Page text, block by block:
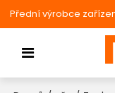
Přední výrobce